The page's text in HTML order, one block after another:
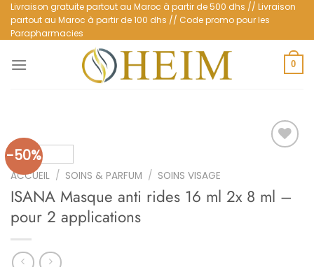
Passer
au
contenu
Livraison gratuite partout au Maroc à partir de 500 dhs // Livraison
partout au Maroc à partir de 100 dhs // Code promo pour les
Parapharmacies
0
-50%
à la
ACCUEIL / SOINS & PARFUM / SOINS VISAGE
ISANA Masque anti rides 16 ml 2x 8 ml –
pour 2 applications